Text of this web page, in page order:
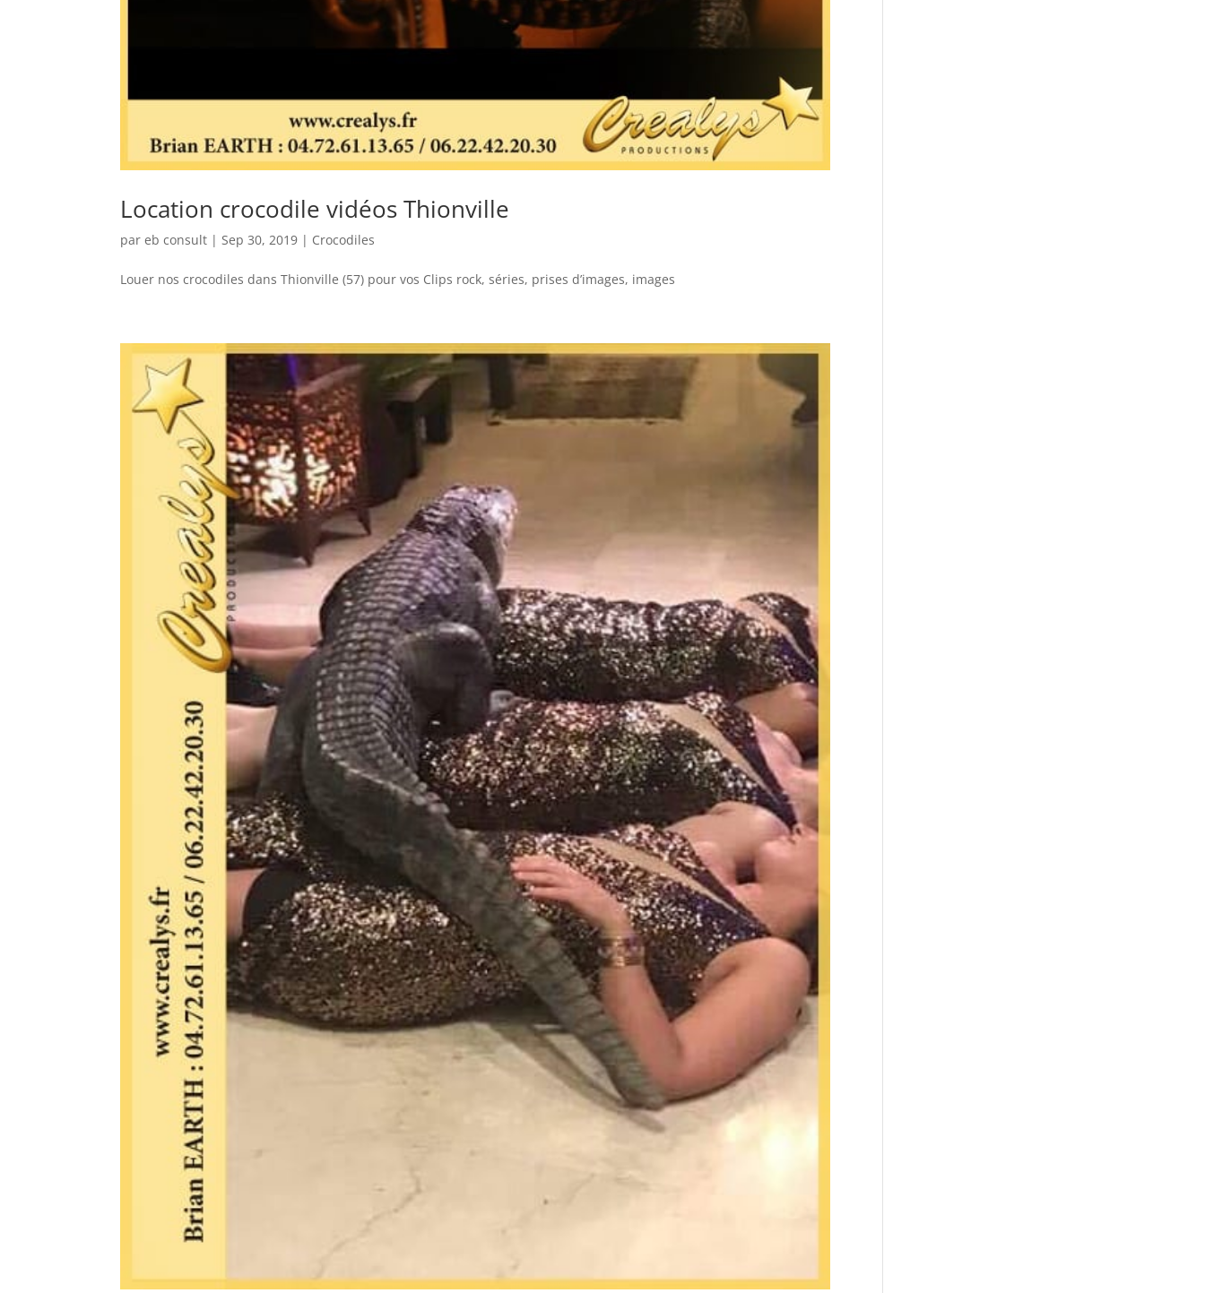
Location crocodile vidéos Thionville
pareb consult |Sep 30, 2019 | Crocodiles
Louer nos crocodiles dans Thionville (57) pour vos Clips rock, séries, prises d’images, images